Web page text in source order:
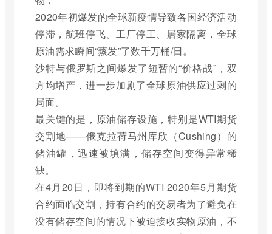
2020年初爆发的全球新疫情导致各国经济活动
停滞，航班停飞、工厂停工、居家隔离，全球
原油需求瞬间“蒸发”了数千万桶/日。
沙特与俄罗斯之间爆发了短暂的“价格战”，双
方均增产，进一步加剧了全球原油供应过剩的
局面。
最关键的是，原油储存设施，特别是WTI期货
交割地——俄克拉荷马州库欣（Cushing）的
储油罐，迅速被填满，储存空间变得异常稀
缺。
在4月20日，即将到期的WTI 2020年5月期货
合约面临交割，持有合约的交易者为了避免在
没有储存空间的情况下被迫接收实物原油，不